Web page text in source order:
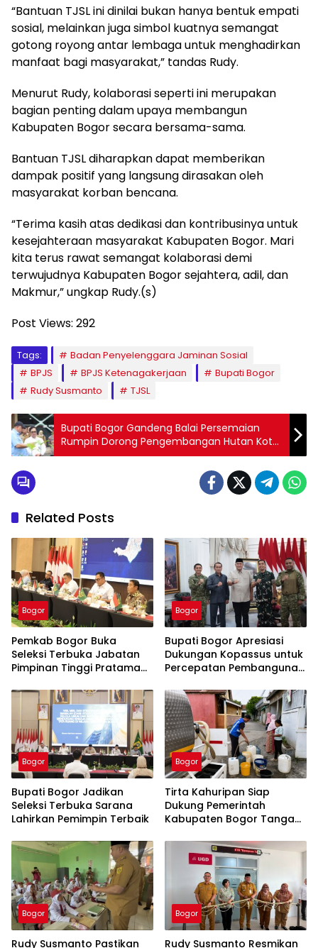
“Bantuan TJSL ini dinilai bukan hanya bentuk empati
sosial, melainkan juga simbol kuatnya semangat
gotong royong antar lembaga untuk menghadirkan
manfaat bagi masyarakat,” tandas Rudy.
Menurut Rudy, kolaborasi seperti ini merupakan
bagian penting dalam upaya membangun
Kabupaten Bogor secara bersama-sama.
Bantuan TJSL diharapkan dapat memberikan
dampak positif yang langsung dirasakan oleh
masyarakat korban bencana.
“Terima kasih atas dedikasi dan kontribusinya untuk
kesejahteraan masyarakat Kabupaten Bogor. Mari
kita terus rawat semangat kolaborasi demi
terwujudnya Kabupaten Bogor sejahtera, adil, dan
Makmur,” ungkap Rudy.(s)
Post Views: 292
Tags:
Badan Penyelenggara Jaminan Sosial
BPJS
BPJS Ketenagakerjaan
Bupati Bogor
Rudy Susmanto
TJSL
Bupati Bogor Gandeng Balai Persemaian
Rumpin Dorong Pengembangan Hutan Kota
dan Ruang Terbuka Hijau di Bumi Tegar
Related Posts
Bogor
Pemkab Bogor Buka
Seleksi Terbuka Jabatan
Pimpinan Tinggi Pratama
Bogor
Bupati Bogor Apresiasi
Dukungan Kopassus untuk
Percepatan Pembangunan
Bogor
Bupati Bogor Jadikan
Seleksi Terbuka Sarana
Lahirkan Pemimpin Terbaik
Bogor
Tirta Kahuripan Siap
Dukung Pemerintah
Kabupaten Bogor Tangani
Bogor
Rudy Susmanto Pastikan
Bogor
Rudy Susmanto Resmikan